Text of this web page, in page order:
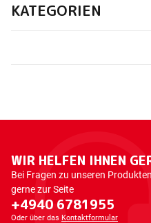
KATEGORIEN
WIR HELFEN IHNEN
Bei Fragen zu unseren
gerne zur Seite
+4940 6781955
Oder über das Kontaktformular